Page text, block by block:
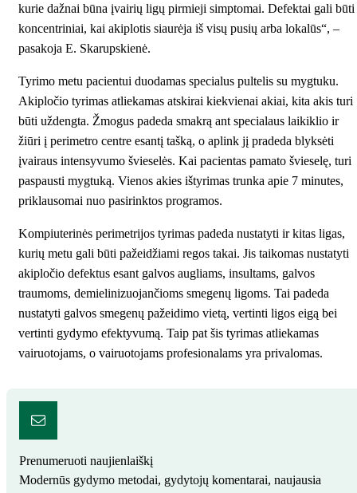
kurie dažnai būna įvairių ligų pirmieji simptomai. Defektai gali būti
koncentriniai, kai akiplotis siaurėja iš visų pusių arba lokalūs“, –
pasakoja E. Skarupskienė.
Tyrimo metu pacientui duodamas specialus pultelis su mygtuku.
Akipločio tyrimas atliekamas atskirai kiekvienai akiai, kita akis turi
būti uždengta. Žmogus padeda smakrą ant specialaus laikiklio ir
žiūri į perimetro centre esantį tašką, o aplink jį pradeda blyksėti
įvairaus intensyvumo švieselės. Kai pacientas pamato švieselę, turi
paspausti mygtuką. Vienos akies ištyrimas trunka apie 7 minutes,
priklausomai nuo pasirinktos programos.
Kompiuterinės perimetrijos tyrimas padeda nustatyti ir kitas ligas,
kurių metu gali būti pažeidžiami regos takai. Jis taikomas nustatyti
akipločio defektus esant galvos augliams, insultams, galvos
traumoms, demielinizuojančioms smegenų ligoms. Tai padeda
nustatyti galvos smegenų pažeidimo vietą, vertinti ligos eigą bei
vertinti gydymo efektyvumą. Taip pat šis tyrimas atliekamas
vairuotojams, o vairuotojams profesionalams yra privalomas.
Prenumeruoti naujienlaiškį
Modernūs gydymo metodai, gydytojų komentarai, naujausia